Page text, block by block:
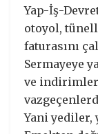
Yap-İş-
otoyol,
faturasını
Sermayeye
ve
Yani yediler,